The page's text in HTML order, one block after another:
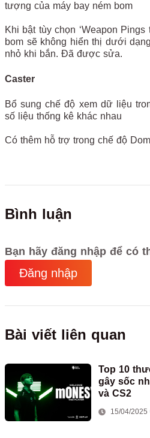
tượng của máy bay ném bom
Khi bật tùy chọn ‘Weapon
bom sẽ không hiển thị dưới
nhỏ khi bắn. Đã được sửa.
Caster
Bổ sung chế độ xem dữ liệu
số liệu thống kê khác nhau
Có thêm hỗ trợ trong chế độ
Bình luận
Bạn hãy đăng nhập để có
Đăng nhập
Bài viết liên quan
Top 10
gây sốc
và CS2
15/04/2025